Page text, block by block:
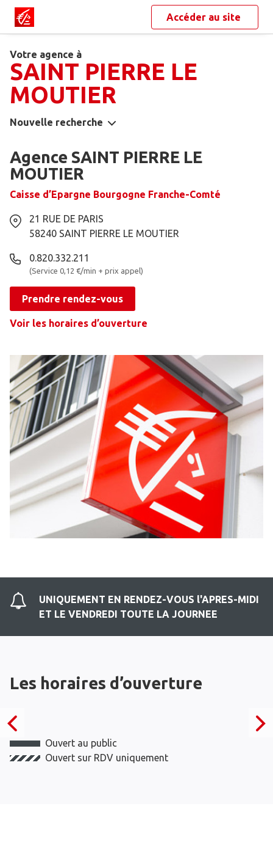
Accéder au site
Votre agence à
SAINT PIERRE LE
MOUTIER
Nouvelle recherche
Agence SAINT PIERRE LE
MOUTIER
Caisse d’Epargne Bourgogne Franche-Comté
21 RUE DE PARIS
58240 SAINT PIERRE LE MOUTIER
0.820.332.211
(Service 0,12 €/min + prix appel)
Prendre rendez-vous
Voir les horaires d’ouverture
UNIQUEMENT EN RENDEZ-VOUS l'APRES-MIDI
ET LE VENDREDI TOUTE LA JOURNEE
Les horaires d’ouverture
Ouvert au public
Ouvert sur RDV uniquement